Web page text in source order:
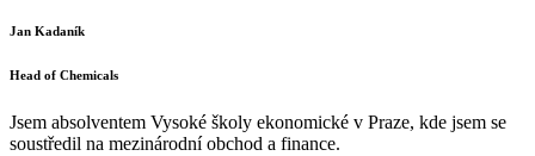
Jan Kadaník
Head of Chemicals
Jsem absolventem Vysoké školy ekonomické v Praze, kde jsem se
soustředil na mezinárodní obchod a finance.